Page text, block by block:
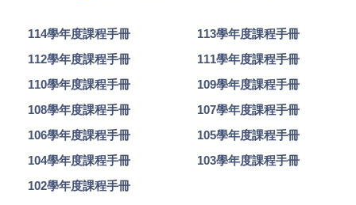
114學年度課程手冊
113學年度課程手冊
112學年度課程手冊
111學年度課程手冊
110學年度課程手冊
109學年度課程手冊
108學年度課程手冊
107學年度課程手冊
106學年度課程手冊
105學年度課程手冊
104學年度課程手冊
103學年度課程手冊
102學年度課程手冊